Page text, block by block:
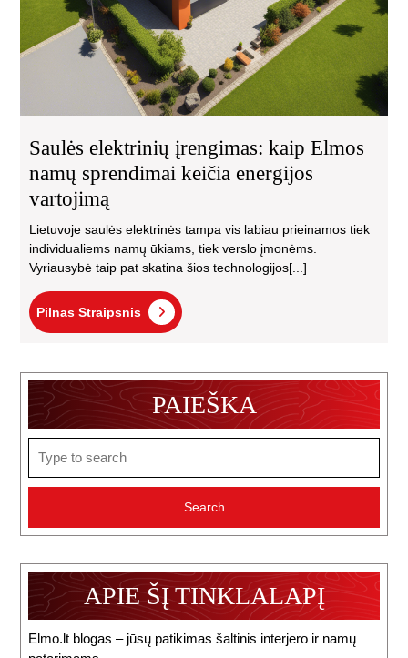
Saulės elektrinių įrengimas: kaip Elmos
namų sprendimai keičia energijos
vartojimą
Lietuvoje saulės elektrinės tampa vis labiau prieinamos tiek
individualiems namų ūkiams, tiek verslo įmonėms.
Vyriausybė taip pat skatina šios technologijos[...]
Pilnas Straipsnis
Pilnas
Straipsnis
PAIEŠKA
for:
APIE ŠĮ TINKLALAPĮ
Elmo.lt blogas – jūsų patikimas šaltinis interjero ir namų